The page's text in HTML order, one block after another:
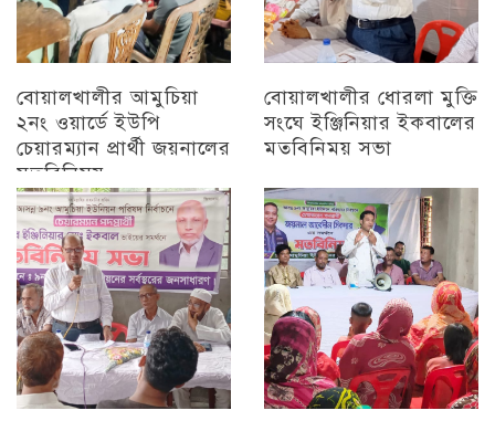
বোয়ালখালীর আমুচিয়া
২নং ওয়ার্ডে ইউপি
চেয়ারম্যান প্রার্থী জয়নালের
মতবিনিময়
চট্টগ্রাম
বোয়ালখালীর ধোরলা মুক্তি
সংঘে ইঞ্জিনিয়ার ইকবালের
মতবিনিময় সভা
চট্টগ্রাম